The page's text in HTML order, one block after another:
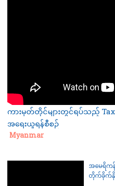
ကားမှတ်တိုင်များတွင်ရပ်သည့်
အရေးယူရန်စီစဉ်
Category:
Myanmar
အမေရိက
တိုက်ခိုက်နို